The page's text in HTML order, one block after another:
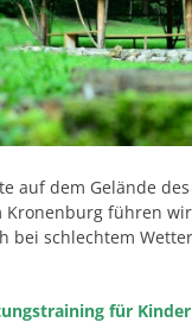
auf dem Gelände des
Kronenburg führen
bei schlechtem
für Kinder